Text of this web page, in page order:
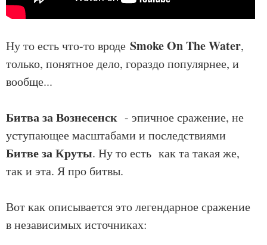
Ну то есть что-то вроде Smoke On The Water,
только, понятное дело, гораздо популярнее, и
вообще...
Битва за Вознесенск - эпичное сражение, не
уступающее масштабами и последствиями
Битве за Круты. Ну то есть как та такая же,
так и эта. Я про битвы.
Вот как описывается это легендарное сражение
в независимых источниках: